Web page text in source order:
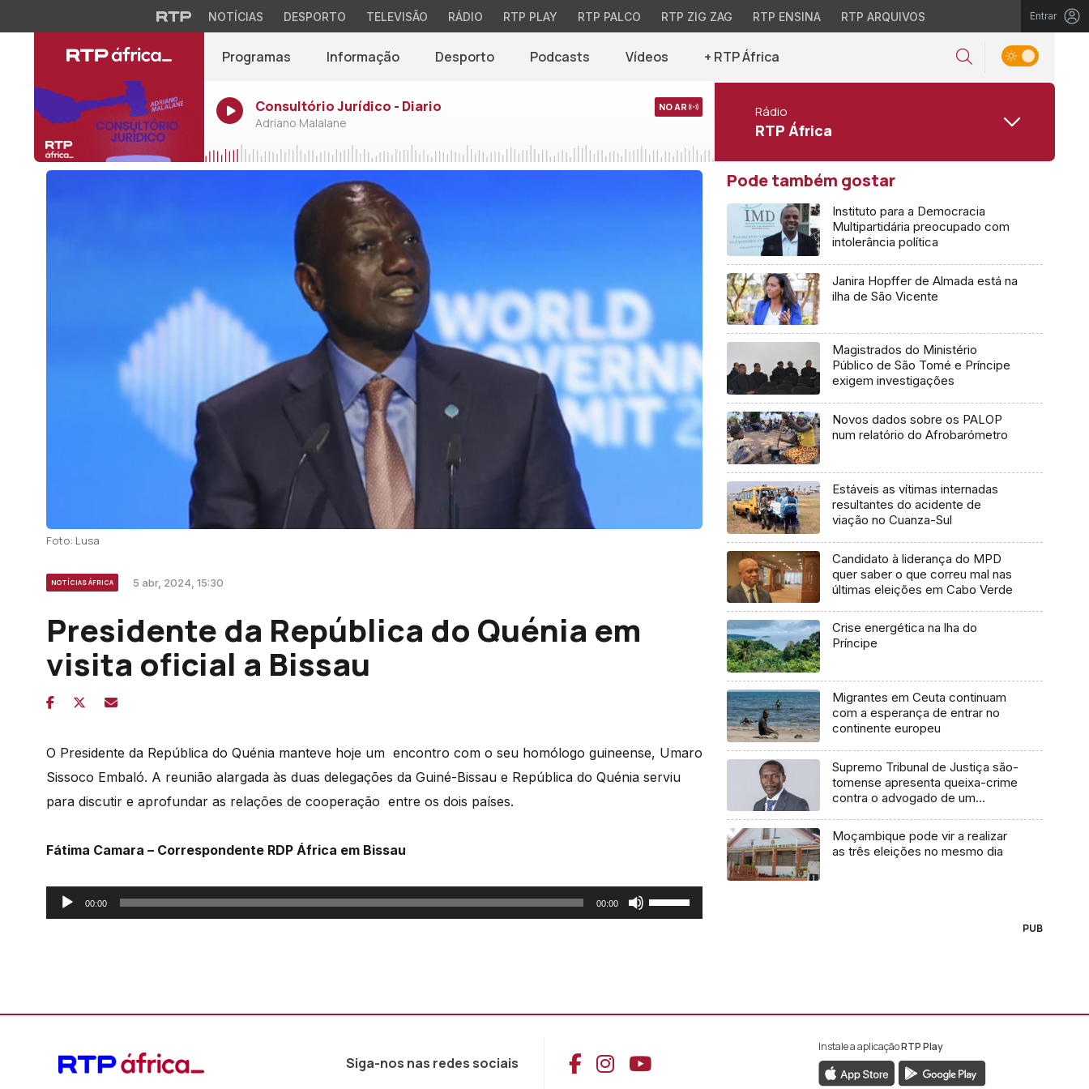
NOTÍCIAS DESPORTO TELEVISÃO RÁDIO RTP PLAY RTP PALCO RTP ZIG ZAG RTP ENSINA RTP ARQUIVOS Entrar
Programas Informação Desporto Podcasts Vídeos + RTP África
Consultório Jurídico - Diario
Adriano Malalane
NO AR Rádio
RTP África
Foto: Lusa
NOTÍCIAS ÁFRICA 5 abr, 2024, 15:30
Presidente da República do Quénia em
visita oficial a Bissau
O Presidente da República do Quénia manteve hoje um encontro com o seu homólogo guineense, Umaro
Sissoco Embaló. A reunião alargada às duas delegações da Guiné-Bissau e República do Quénia serviu
para discutir e aprofundar as relações de cooperação entre os dois países.
Fátima Camara – Correspondente RDP África em Bissau
Reprodutor
de
00:00 00:00
Use
as
aumentar
diminuir
Pode também gostar
Instituto para a Democracia
Multipartidária preocupado com
intolerância política
Janira Hopffer de Almada está na
ilha de São Vicente
Magistrados do Ministério
Público de São Tomé e Príncipe
exigem investigações
Novos dados sobre os PALOP
num relatório do Afrobarómetro
Estáveis as vítimas internadas
resultantes do acidente de
viação no Cuanza-Sul
Candidato à liderança do MPD
quer saber o que correu mal nas
últimas eleições em Cabo Verde
Crise energética na lha do
Príncipe
Migrantes em Ceuta continuam
com a esperança de entrar no
continente europeu
Supremo Tribunal de Justiça são-
tomense apresenta queixa-crime
contra o advogado de um
Moçambique pode vir a realizar
as três eleições no mesmo dia
PUB
Siga-nos nas redes sociais Aceder ao Facebook da RTP África
Aceder ao Instagram da RTP África
Aceder ao YouTube da RTP África
Instale a aplicaçãoRTP Play